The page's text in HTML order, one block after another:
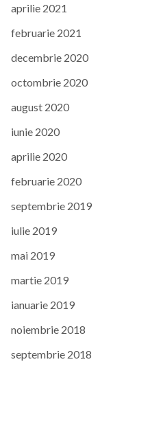
aprilie 2021
februarie 2021
decembrie 2020
octombrie 2020
august 2020
iunie 2020
aprilie 2020
februarie 2020
septembrie 2019
iulie 2019
mai 2019
martie 2019
ianuarie 2019
noiembrie 2018
septembrie 2018